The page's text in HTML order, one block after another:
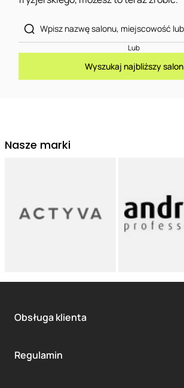
Lub
Wyszukaj najbliższy salon
Nasze marki
Obsługa klienta
Regulamin